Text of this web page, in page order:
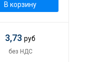
В корзину
3,73руб
без НДС